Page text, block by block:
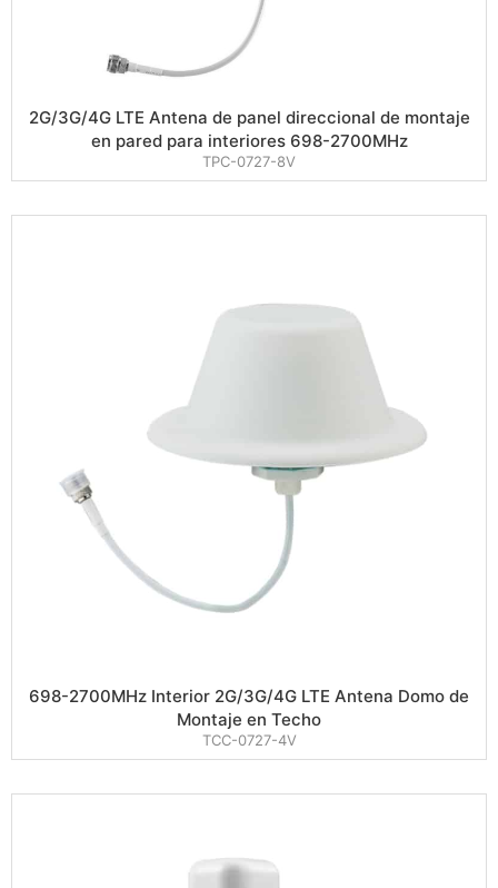
2G/3G/4G LTE Antena de panel direccional de montaje
en pared para interiores 698-2700MHz
TPC-0727-8V
698-2700MHz Interior 2G/3G/4G LTE Antena Domo de
Montaje en Techo
TCC-0727-4V